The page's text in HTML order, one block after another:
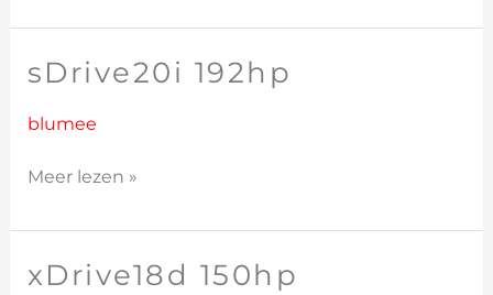
sDrive20i 192hp
blumee
sDrive20i
Meer lezen »
xDrive18d 150hp
xDrive18d